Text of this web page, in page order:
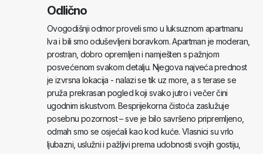
Odlično
Ovogodišnji odmor proveli smo u luksuznom apartmanu
Iva i bili smo oduševljeni boravkom. Apartman je moderan,
prostran, dobro opremljen i namješten s pažnjom
posvećenom svakom detalju. Njegova najveća prednost
je izvrsna lokacija - nalazi se tik uz more, a s terase se
pruža prekrasan pogled koji svako jutro i večer čini
ugodnim iskustvom. Besprijekorna čistoća zaslužuje
posebnu pozornost – sve je bilo savršeno pripremljeno,
odmah smo se osjećali kao kod kuće. Vlasnici su vrlo
ljubazni, uslužni i pažljivi prema udobnosti svojih gostiju,